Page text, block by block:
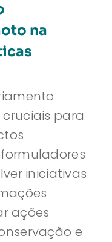
na
para
iniciativas
ações
e